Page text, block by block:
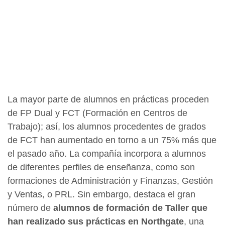
La mayor parte de alumnos en prácticas proceden
de FP Dual y FCT (Formación en Centros de
Trabajo); así, los alumnos procedentes de grados
de FCT han aumentado en torno a un 75% más que
el pasado año. La compañía incorpora a alumnos
de diferentes perfiles de enseñanza, como son
formaciones de Administración y Finanzas, Gestión
y Ventas, o PRL. Sin embargo, destaca el gran
número de alumnos de formación de Taller que
han realizado sus prácticas en Northgate, una